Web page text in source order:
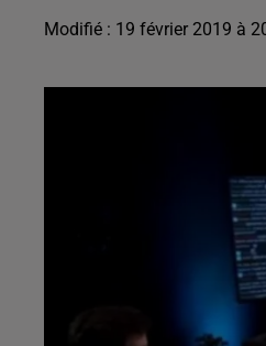
Modifié : 19 février 2019 à